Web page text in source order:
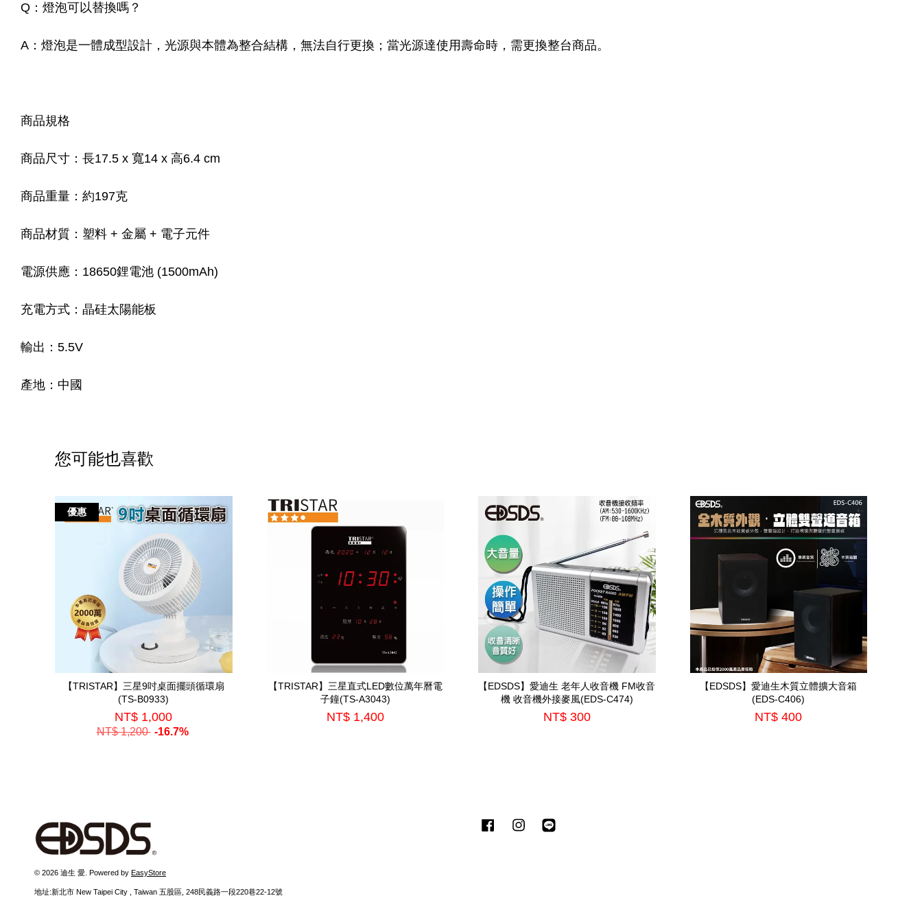
Q：燈泡可以替換嗎？
A：燈泡是一體成型設計，光源與本體為整合結構，無法自行更換；當光源達使用壽命時，需更換整台商品。
商品規格
商品尺寸：長17.5 x 寬14 x 高6.4 cm
商品重量：約197克
商品材質：塑料 + 金屬 + 電子元件
電源供應：18650鋰電池 (1500mAh)
充電方式：晶硅太陽能板
輸出：5.5V
產地：中國
您可能也喜歡
優惠
【TRISTAR】三星9吋桌面擺頭循環扇
(TS-B0933)
NT$ 1,000
NT$ 1,200 -16.7%
【TRISTAR】三星直式LED數位萬年曆電
子鐘(TS-A3043)
NT$ 1,400
【EDSDS】愛迪生 老年人收音機 FM收音
機 收音機外接麥風(EDS-C474)
NT$ 300
【EDSDS】愛迪生木質立體擴大音箱
(EDS-C406)
NT$ 400
© 2026 迪生 愛. Powered by EasyStore
地址:新北市 New Taipei City , Taiwan 五股區, 248民義路一段220巷22-12號
Facebook Instagram